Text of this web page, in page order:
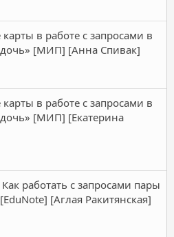
в работе с запросами в
[МИП] [Анна Спивак]
в работе с запросами в
[МИП] [Екатерина
работать с запросами пары
[Аглая Ракитянская]